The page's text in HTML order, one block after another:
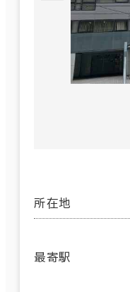
所在地
最寄駅